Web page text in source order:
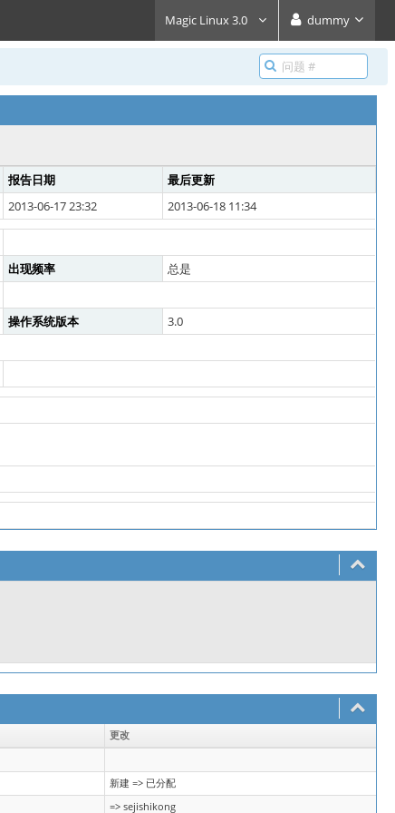
Magic Linux 3.0 dummy
报告日期
最后更新
2013-06-17 23:32 2013-06-18 11:34
出现频率
总是
操作系统版本
3.0
更改
新建 => 已分配
=> sejishikong